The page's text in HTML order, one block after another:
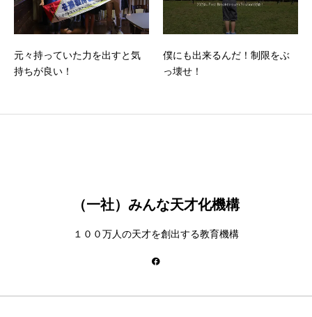
元々持っていた力を出すと気
持ちが良い！
僕にも出来るんだ！制限をぶ
っ壊せ！
（一社）みんな天才化機構
１００万人の天才を創出する教育機構